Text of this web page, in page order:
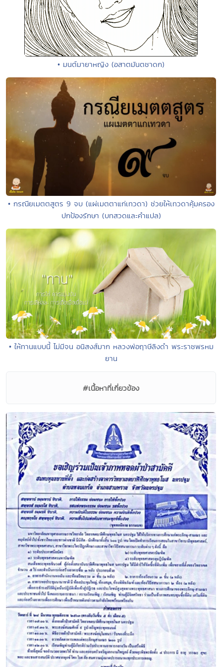
• มนต์มายาหญิง (อสาตมันตชาดก)
• กรณียเมตตสูตร 9 จบ (แผ่เมตตาแก่เทวดา) ช่วยให้เทวดาคุ้มครอง
ปกป้องรักษา (บทสวดและคำแปล)
• ให้ทานแบบนี้ ไม่มีจน อนิสงส์มาก หลวงพ่อฤาษีลิงดำ พระราชพรหม
ยาน
#เนื้อหาที่เกี่ยวข้อง